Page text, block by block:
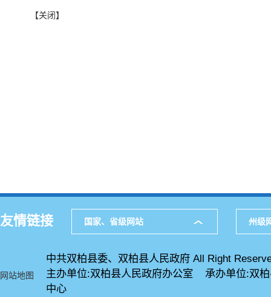
【关闭】
友情链接 国家、省级网站 州级
网站地图
中共双柏县委、双柏县人民政府 All Right
主办单位:双柏县人民政府办公室 承办单位:双
中心